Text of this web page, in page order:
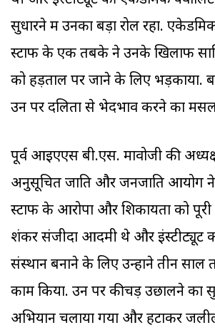
सुधारने में उनका बड़ा रोल रहा.
स्टाफ के एक तबके ने उनके खिलाफ
को हड़ताल पर जाने के लिए भड़काया.
उन पर दलितों से भेदभाव करने का
पूर्व आइएएस बी.एस. मावोजी की
अनुसूचित जाति और जनजाति आयोग
स्टाफ के आरोपों और शिकायतों को पूरी
शंकर संजीदा आदमी थे और इंस्टीट्यूट
संस्थान बनाने के लिए उन्होंने तीन साल
काम किया. उन पर कीचड़ उछालने का
अभियान चलाया गया और हटाकर